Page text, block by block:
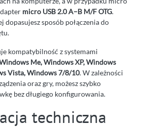
micro USB 2.0 A–B M/F OTG.
dopasujesz sposób połączenia do
kompatybilność z systemami
Me, Windows XP, Windows
Vista, Windows 7/8/10. W zależności
oraz gry, możesz szybko
bez długiego konfigurowania.
techniczna